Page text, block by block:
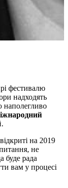
фестивалю
надходять
наполегливо
на 2019
не
буде рада
вам у процесі